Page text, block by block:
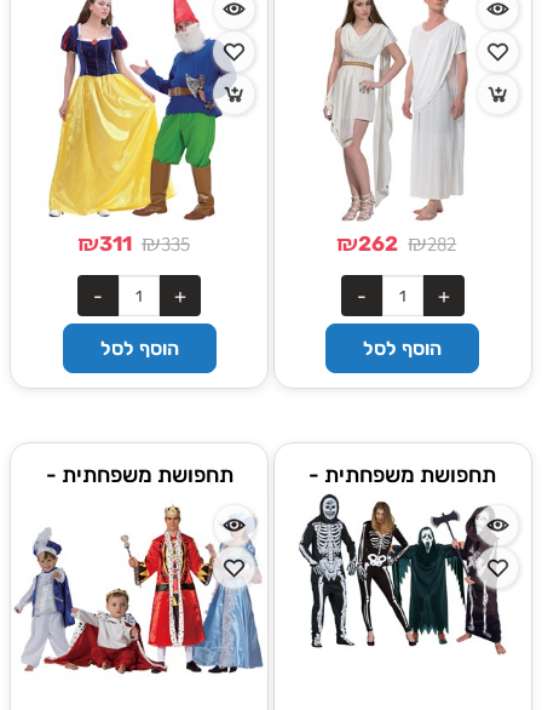
₪282
₪262
הוסף לסל
₪335
₪311
הוסף לסל
תחפושת משפחתית -
השלדים
תחפושת משפחתית -
המלכים